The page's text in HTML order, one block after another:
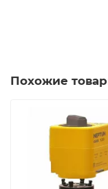
Похожие